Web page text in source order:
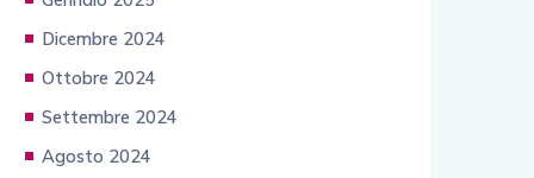
Dicembre 2024
Ottobre 2024
Settembre 2024
Agosto 2024